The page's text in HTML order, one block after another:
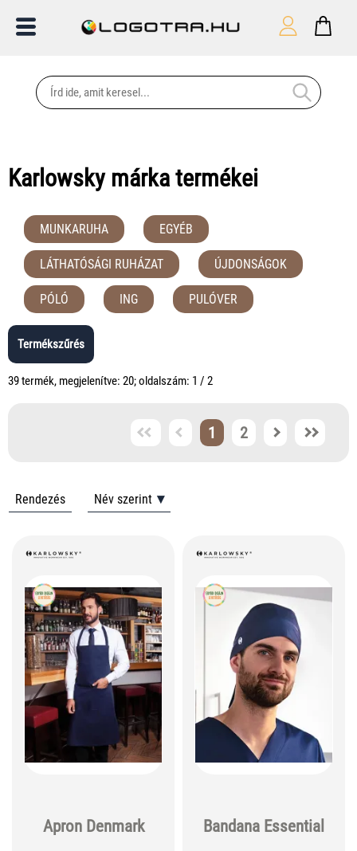
Karlowsky márka termékei
MUNKARUHA EGYÉB
LÁTHATÓSÁGI RUHÁZAT ÚJDONSÁGOK
PÓLÓ ING PULÓVER
Termékszűrés
39 termék, megjelenítve: 20; oldalszám: 1 / 2
1 2
Rendezés Név szerint
Apron Denmark Bandana Essential